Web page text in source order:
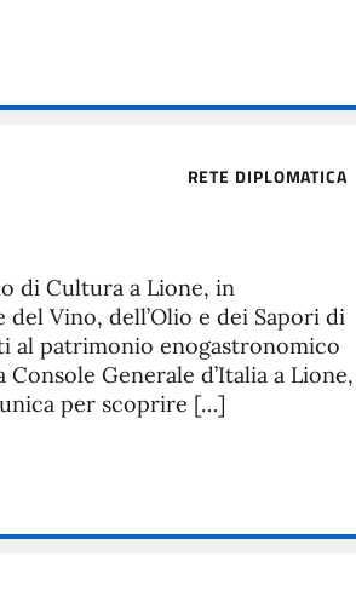
RETE DIPLOMATICA
di Cultura a Lione, in
Vino, dell’Olio e dei Sapori di
al patrimonio enogastronomico
Generale d’Italia a Lione,
unica per scoprire […]